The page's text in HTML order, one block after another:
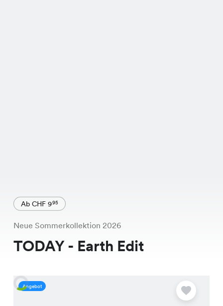
Ab CHF 995
Neue Sommerkollektion 2026
TODAY - Earth Edit
Angebot